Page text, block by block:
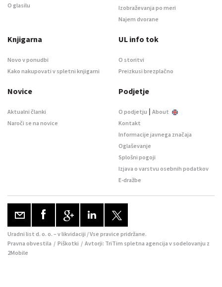
O glasilu
Izobraževanja po meri
Najem dvorane
Knjigarna
Novo v ponudbi
Kako nakupovati v spletni knjigarni
UL info tok
O storitvi
Preizkusi brezplačno
Novice
Aktualni članki
Naroči se na novice
Podjetje
O podjetju | About
Kontakt
Informacije javnega značaja
Oglaševanje
Splošni pogoji
Izjava o varstvu osebnih podatkov
E-dražbe
Uradni list d. o. o. – v likvidaciji / Vse pravice pridržane.
Pravna obvestila / Piškotki / Avtorji: TriTim spletna agencija v sodelovanju z
2Mobile